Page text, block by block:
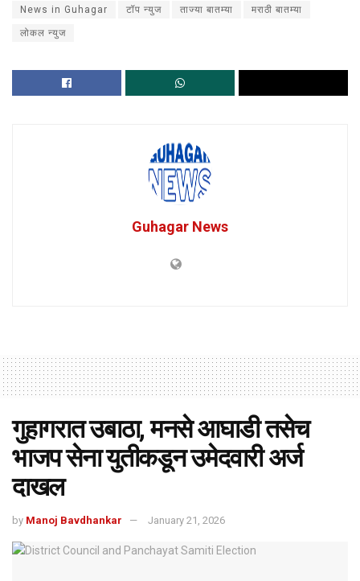
News in Guhagar टॉप न्युज ताज्या बातम्या मराठी बातम्या
लोकल न्युज
Guhagar News
गुहागरात उबाठा, मनसे आघाडी तसेच
भाजप सेना युतीकडून उमेदवारी अर्ज
दाखल
by Manoj Bavdhankar January 21, 2026